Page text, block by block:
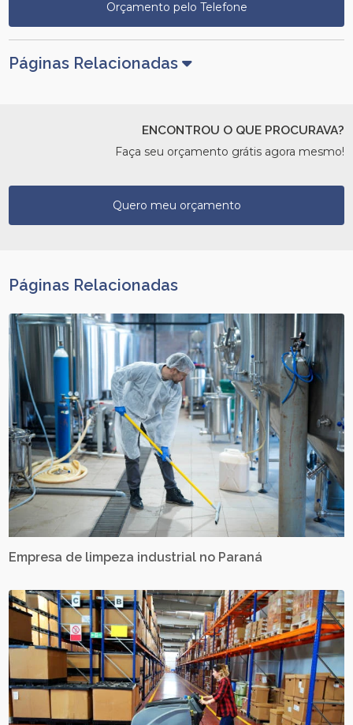
Orçamento pelo Telefone
Páginas Relacionadas
ENCONTROU O QUE PROCURAVA?
Faça seu orçamento grátis agora mesmo!
Quero meu orçamento
Páginas Relacionadas
Empresa de limpeza industrial no Paraná